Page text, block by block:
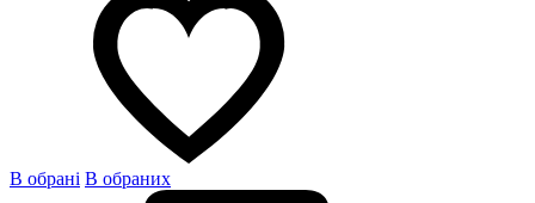
В обрані В обраних